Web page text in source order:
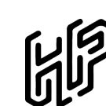
Inhalt
springen